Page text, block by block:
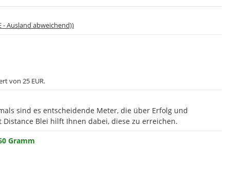
- Ausland abweichend))
von 25 EUR.
sind es entscheidende Meter, die über Erfolg und
Distance Blei hilft Ihnen dabei, diese zu erreichen.
Gramm